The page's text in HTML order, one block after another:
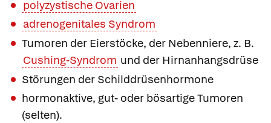
polyzystische Ovarien
adrenogenitales Syndrom
Tumoren der Eierstöcke, der Nebenniere, z. B.
Cushing-Syndrom und der Hirnanhangsdrüse
Störungen der Schilddrüsenhormone
hormonaktive, gut- oder bösartige Tumoren
(selten).